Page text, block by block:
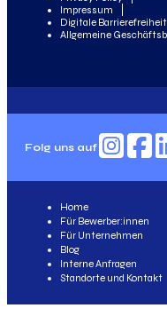
Impressum
Digitale Barrierefreiheit
Allgemeine
Folg uns auf
Home
Für Bewerber:innen
Für Unternehmen
Blog
Interne Anfragen
Standorte und Kontakt